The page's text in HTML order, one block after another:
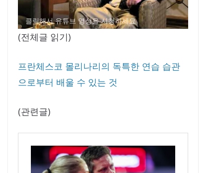
클릭해서 유튜브 영상을 시청하세요
(전체글 읽기)
프란체스코 몰리나리의 독특한 연습 습관
으로부터 배울 수 있는 것
(관련글)